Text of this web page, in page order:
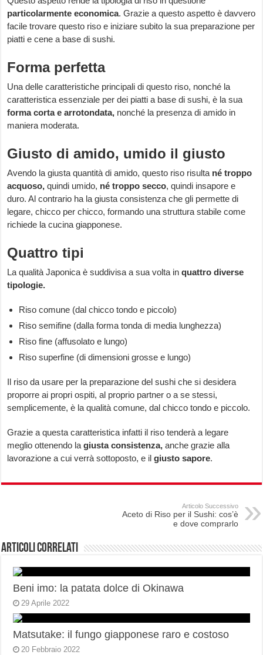
particolarmente economica. Grazie a questo aspetto è davvero
facile trovare questo riso e iniziare subito la sua preparazione per
piatti e cene a base di sushi.
Forma perfetta
Una delle caratteristiche principali di questo riso, nonché la
caratteristica essenziale per dei piatti a base di sushi, è la sua
forma corta e arrotondata, nonché la presenza di amido in
maniera moderata.
Giusto di amido, umido il giusto
Avendo la giusta quantità di amido, questo riso risulta né troppo
acquoso, quindi umido, né troppo secco, quindi insapore e
duro. Al contrario ha la giusta consistenza che gli permette di
legare, chicco per chicco, formando una struttura stabile come
richiede la cucina giapponese.
Quattro tipi
La qualità Japonica è suddivisa a sua volta inquattro diverse
tipologie.
Riso comune (dal chicco tondo e piccolo)
Riso semifine (dalla forma tonda di media lunghezza)
Riso fine (affusolato e lungo)
Riso superfine (di dimensioni grosse e lungo)
Il riso da usare per la preparazione del sushi che si desidera
proporre ai propri ospiti, al proprio partner o a se stessi,
semplicemente, è la qualità comune, dal chicco tondo e piccolo.
Grazie a questa caratteristica infatti il riso tenderà a legare
meglio ottenendo lagiusta consistenza, anche grazie alla
lavorazione a cui verrà sottoposto, e ilgiusto sapore.
Articolo Successivo
Aceto di Riso per il Sushi: cos’è
e dove comprarlo
Articoli correlati
Beni imo: la patata dolce di Okinawa
29 Aprile 2022
Matsutake: il fungo giapponese raro e costoso
20 Febbraio 2022